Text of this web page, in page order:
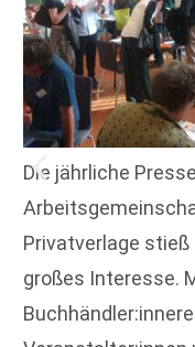
Die jährliche
Privatverlage stieß
großes Interesse.